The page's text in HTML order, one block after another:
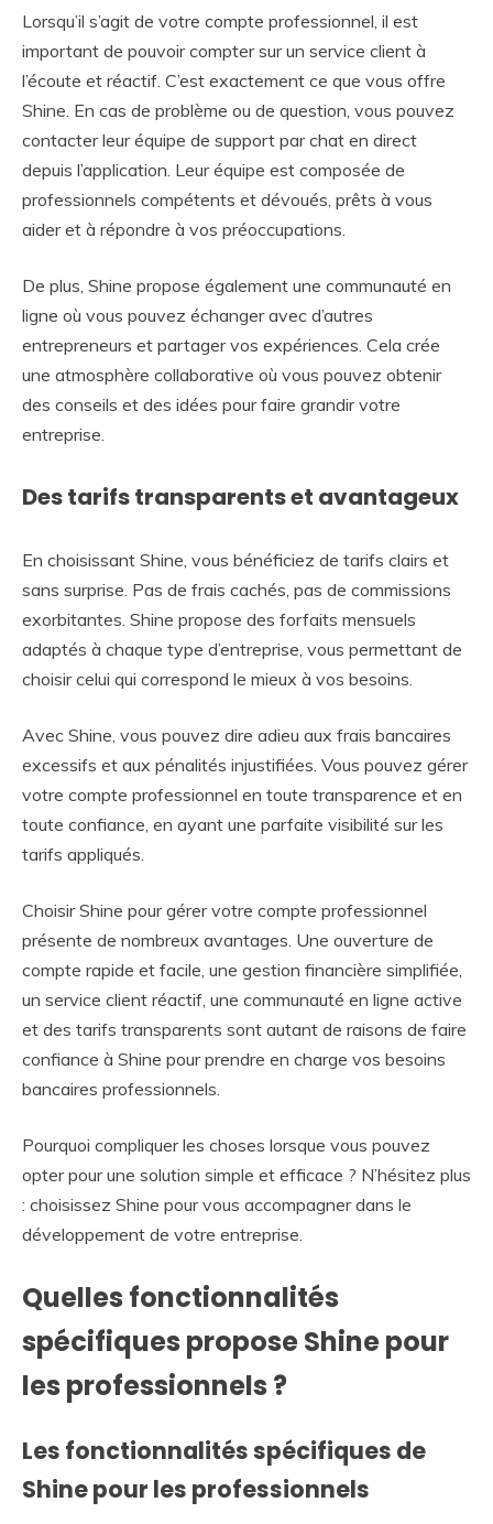
Lorsqu’il s’agit de votre compte professionnel, il est
important de pouvoir compter sur un service client à
l’écoute et réactif. C’est exactement ce que vous offre
Shine. En cas de problème ou de question, vous pouvez
contacter leur équipe de support par chat en direct
depuis l’application. Leur équipe est composée de
professionnels compétents et dévoués, prêts à vous
aider et à répondre à vos préoccupations.
De plus, Shine propose également une communauté en
ligne où vous pouvez échanger avec d’autres
entrepreneurs et partager vos expériences. Cela crée
une atmosphère collaborative où vous pouvez obtenir
des conseils et des idées pour faire grandir votre
entreprise.
Des tarifs transparents et avantageux
En choisissant Shine, vous bénéficiez de tarifs clairs et
sans surprise. Pas de frais cachés, pas de commissions
exorbitantes. Shine propose des forfaits mensuels
adaptés à chaque type d’entreprise, vous permettant de
choisir celui qui correspond le mieux à vos besoins.
Avec Shine, vous pouvez dire adieu aux frais bancaires
excessifs et aux pénalités injustifiées. Vous pouvez gérer
votre compte professionnel en toute transparence et en
toute confiance, en ayant une parfaite visibilité sur les
tarifs appliqués.
Choisir Shine pour gérer votre compte professionnel
présente de nombreux avantages. Une ouverture de
compte rapide et facile, une gestion financière simplifiée,
un service client réactif, une communauté en ligne active
et des tarifs transparents sont autant de raisons de faire
confiance à Shine pour prendre en charge vos besoins
bancaires professionnels.
Pourquoi compliquer les choses lorsque vous pouvez
opter pour une solution simple et efficace ? N’hésitez plus
: choisissez Shine pour vous accompagner dans le
développement de votre entreprise.
Quelles fonctionnalités
spécifiques propose Shine pour
les professionnels ?
Les fonctionnalités spécifiques de
Shine pour les professionnels